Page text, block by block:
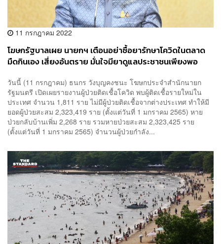
11 กรกฎาคม 2022
โฆษกรัฐบาลเผย นายกฯ เตือนอย่าซื้อยารักษาโควิดในตลาด
มืดกินเอง เสี่ยงอันตราย มั่นใจมียาดูแลประชาชนเพียงพอ
วันนี้ (11 กรกฎาคม) ธนกร วังบุญคงชนะ โฆษกประจำสำนักนายก
รัฐมนตรี เปิดเผยรายงานผู้ป่วยติดเชื้อโควิด พบผู้ติดเชื้อรายใหม่ใน
ประเทศ จำนวน 1,811 ราย ไม่มีผู้ป่วยติดเชื้อจากต่างประเทศ ทำให้มี
ยอดผู้ป่วยสะสม 2,323,419 ราย (ตั้งแต่วันที่ 1 มกราคม 2565) หาย
ป่วยกลับบ้านเพิ่ม 2,268 ราย รวมหายป่วยสะสม 2,323,425 ราย
(ตั้งแต่วันที่ 1 มกราคม 2565) จำนวนผู้ป่วยกำลัง...